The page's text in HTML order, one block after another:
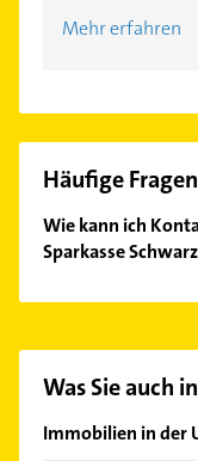
Mehr erfahren
Häufige Fragen
Wie kann ich
Sparkasse
auswählen. Hier
Was Sie auch
Immobilien in der